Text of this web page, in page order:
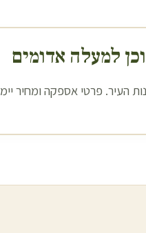
למעלה אדומים
העיר. פרטי אספקה ומחיר